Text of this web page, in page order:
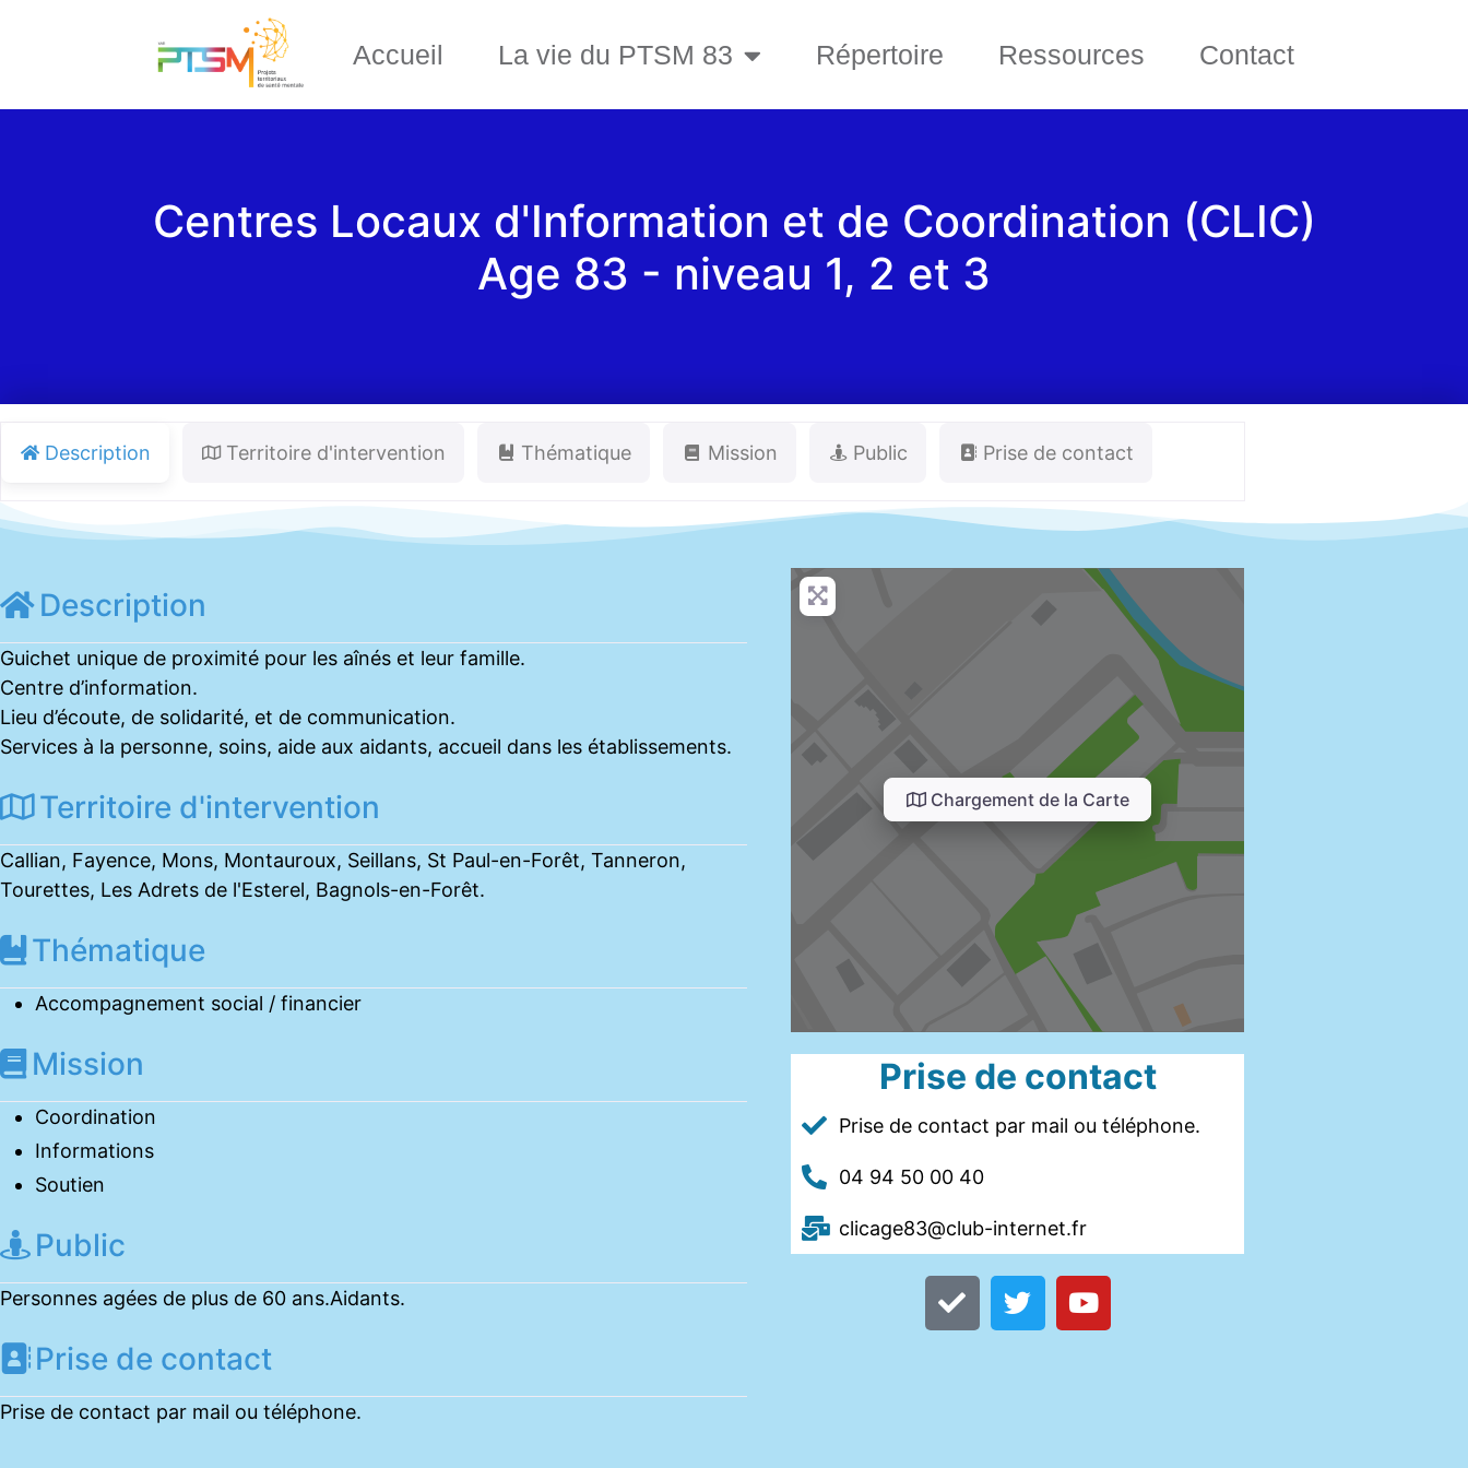
Accueil La vie du PTSM 83 Répertoire Ressources Contact
Centres Locaux d'Information et de Coordination (CLIC)
Age 83 - niveau 1, 2 et 3
Description Territoire d'intervention Thématique Mission Public Prise de contact
Description
Guichet unique de proximité pour les aînés et leur famille.
Centre d’information.
Lieu d’écoute, de solidarité, et de communication.
Services à la personne, soins, aide aux aidants, accueil dans les établissements.
Territoire d'intervention
Callian, Fayence, Mons, Montauroux, Seillans, St Paul-en-Forêt, Tanneron,
Tourettes, Les Adrets de l'Esterel, Bagnols-en-Forêt.
Thématique
Accompagnement social / financier
Mission
Coordination
Informations
Soutien
Public
Personnes agées de plus de 60 ans.Aidants.
Prise de contact
Prise de contact par mail ou téléphone.
Chargement de la Carte
Prise de contact
Prise de contact par mail ou téléphone.
04 94 50 00 40
clicage83@club-internet.fr